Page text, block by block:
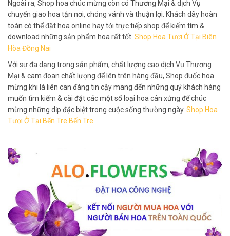
Ngoài ra, Shop hoa chúc mừng còn có Thương Mại & dịch Vụ
chuyển giao hoa tận nơi, chóng vánh và thuận lợi. Khách dãy hoàn
toàn có thể đặt hoa online hay tới trực tiếp shop để kiếm tìm &
download những sản phẩm hoa rất tốt. Shop Hoa Tươi Ở Tại Biên
Hòa Đồng Nai
Với sự đa dạng trong sản phẩm, chất lượng cao dịch Vụ Thương
Mại & cam đoan chất lượng để lên trên hàng đầu, Shop đuốc hoa
mừng khi là liên can đáng tin cậy mang đến những quý khách hàng
muốn tìm kiếm & cài đặt các một số loại hoa cân xứng để chúc
mừng những dịp đặc biệt trong cuộc sống thường ngày. Shop Hoa
Tươi Ở Tại Bến Tre Bến Tre